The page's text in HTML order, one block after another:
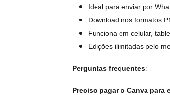
Ideal para enviar por
Download nos formatos
Funciona em celular,
Edições ilimitadas pelo
Perguntas frequentes:
Preciso pagar o Canva para